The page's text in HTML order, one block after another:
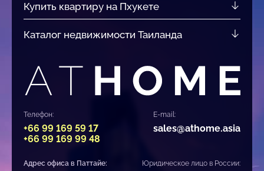
Купить квартиру на Пхукете
Каталог недвижимости Таиланда
Телефон:
+66 99 169 59 17
+66 99 169 99 48
E-mail:
sales@athome.asia
Адрес офиса в Паттайе: Юридическое лицо в России: